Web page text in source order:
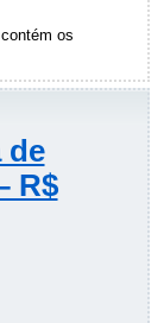
os
de
R$